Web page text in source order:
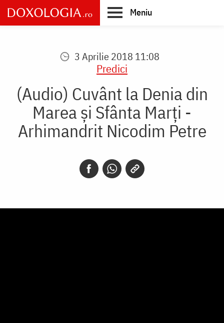
Skip
to
main
Meniu
3 Aprilie 2018 11:08
Predici
(Audio) Cuvânt la Denia din
Marea și Sfânta Marți -
Arhimandrit Nicodim Petre